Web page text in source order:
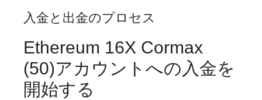
入金と出金のプロセス
Ethereum 16X Cormax
(50)アカウントへの入金を
開始する